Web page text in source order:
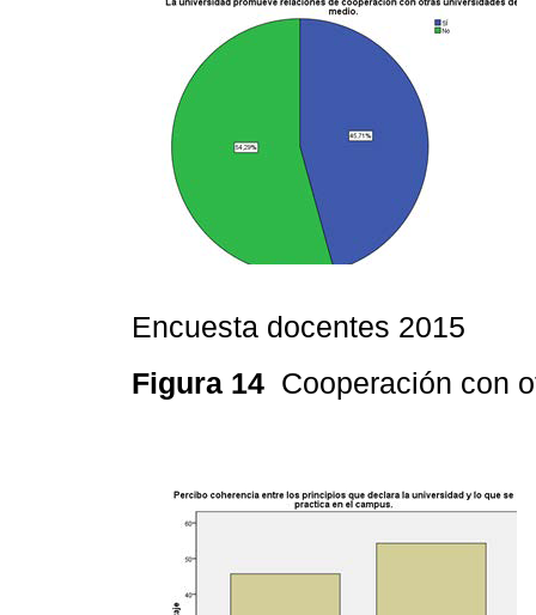
Encuesta docentes 2015
Figura 14 Cooperación con